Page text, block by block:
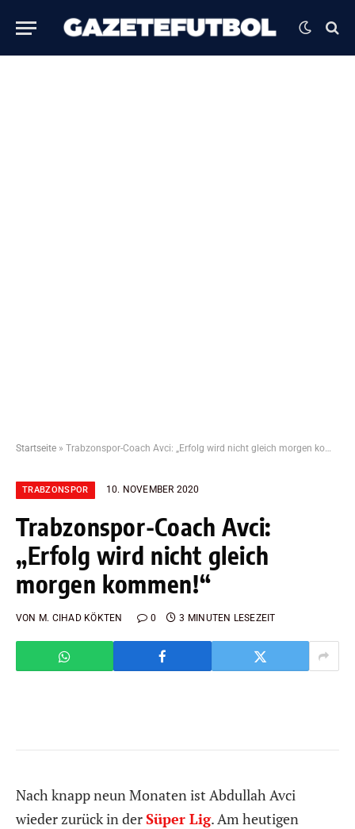
Startseite » Trabzonspor-Coach Avci: „Erfolg wird nicht gleich morgen kommen!“
TRABZONSPOR 10. NOVEMBER 2020
Trabzonspor-Coach Avci:
„Erfolg wird nicht gleich
morgen kommen!“
VON M. CIHAD KÖKTEN 0 3 MINUTEN LESEZEIT
Nach knapp neun Monaten ist Abdullah Avci
wieder zurück in derSüper Lig. Am heutigen